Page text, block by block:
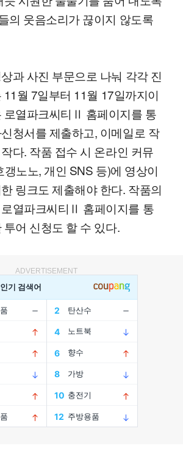
의 웃음소리가 끊이지 않도록
과 사진 부문으로 나눠 각각 진
11월 7일부터 11월 17일까지이
로열파크씨티Ⅱ 홈페이지를 통
청서를 제출하고, 이메일로 작
다. 작품 접수 시 온라인 커뮤
갱노노, 개인 SNS 등)에 영상이
링크도 제출해야 한다. 작품의
열파크씨티Ⅱ 홈페이지를 통
어 신청도 할 수 있다.
ADVERTISEMENT